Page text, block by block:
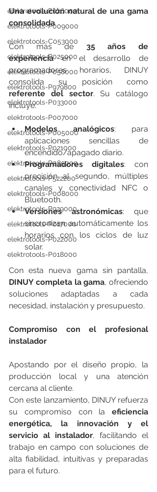
elektrotools-P026000
elektrotools-P009000
elektrotools-C053000
elektrotools-P025000
elektrotools-P058000
elektrotools-P979800
elektrotools-P033000
elektrotools-P007000
elektrotools-P005000
elektrotools-P021000
elektrotools-P085000
elektrotools-P522200
elektrotools-P008000
elektrotools-P929000
elektrotools-P017000
elektrotools-P022000
elektrotools-P018000
Una evolución natural de una gama
consolidada
Con más de 35 años de
experiencia en el desarrollo de
programadores horarios, DINUY
referente del sector. Su catálogo
incluye:
Modelos analógicos: para
aplicaciones sencillas de
encendido/apagado diario.
Programadores digitales: con
precisión al segundo, múltiples
canales y conectividad NFC o
Bluetooth.
Versiones astronómicas: que
sincronizan automáticamente los
horarios con los ciclos de luz
solar.
DINUY completa la gama, ofreciendo
soluciones adaptadas a cada
necesidad, instalación y presupuesto.
Compromiso con el profesional
instalador
Apostando por el diseño propio, la
producción local y una atención
cercana al cliente.
Con este lanzamiento, DINUY refuerza
su compromiso con la eficiencia
energética, la innovación y el
servicio al instalador, facilitando el
trabajo en campo con soluciones de
alta fiabilidad, intuitivas y preparadas
para el futuro.